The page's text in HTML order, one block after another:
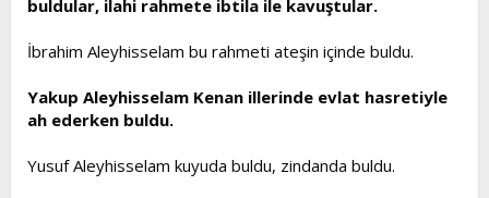
t
n
i
buldular, ilahi rahmete ibtila ile kavuştular.
İbrahim Aleyhisselam bu rahmeti ateşin içinde buldu.
Yakup Aleyhisselam Kenan illerinde evlat hasretiyle
ah ederken buldu.
Yusuf Aleyhisselam kuyuda buldu, zindanda buldu.